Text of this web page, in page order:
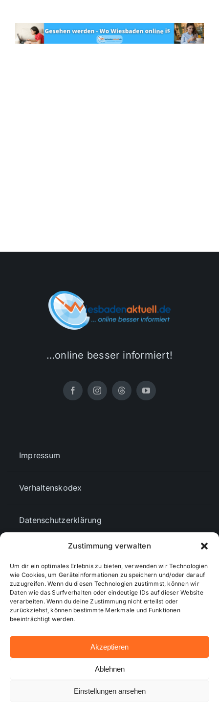
Zustimmung verwalten
Um dir ein optimales Erlebnis zu bieten, verwenden wir Technologien
wie Cookies, um Geräteinformationen zu speichern und/oder darauf
zuzugreifen. Wenn du diesen Technologien zustimmst, können wir
Daten wie das Surfverhalten oder eindeutige IDs auf dieser Website
verarbeiten. Wenn du deine Zustimmung nicht erteilst oder
zurückziehst, können bestimmte Merkmale und Funktionen
beeinträchtigt werden.
Akzeptieren
Ablehnen
Einstellungen ansehen
…online besser informiert!
Impressum
Verhaltenskodex
Datenschutzerklärung
Cookie-Richtlinie (EU)
Mediendaten
© 2026 - Wiesbadenaktuell ...online besser informiert!